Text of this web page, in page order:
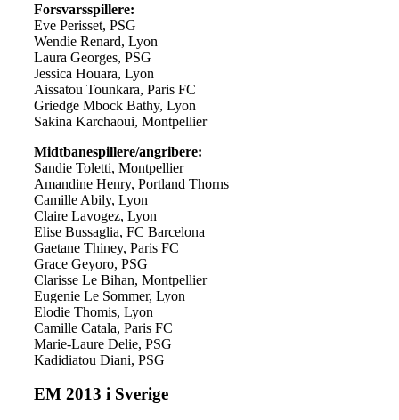
Forsvarsspillere:
Eve Perisset, PSG
Wendie Renard, Lyon
Laura Georges, PSG
Jessica Houara, Lyon
Aissatou Tounkara, Paris FC
Griedge Mbock Bathy, Lyon
Sakina Karchaoui, Montpellier
Midtbanespillere/angribere:
Sandie Toletti, Montpellier
Amandine Henry, Portland Thorns
Camille Abily, Lyon
Claire Lavogez, Lyon
Elise Bussaglia, FC Barcelona
Gaetane Thiney, Paris FC
Grace Geyoro, PSG
Clarisse Le Bihan, Montpellier
Eugenie Le Sommer, Lyon
Elodie Thomis, Lyon
Camille Catala, Paris FC
Marie-Laure Delie, PSG
Kadidiatou Diani, PSG
EM 2013 i Sverige